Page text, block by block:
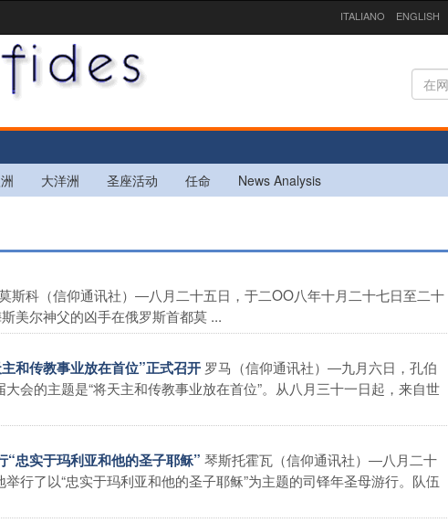
ITALIANO ENGLISH
大洋洲 圣座活动 任命 News Analysis
斯科（信仰通讯社）―八月二十五日，于二OO八年十月二十七日至二十
美尔神父的凶手在俄罗斯首都莫 ...
和传教事业放在首位”正式召开 罗马（信仰通讯社）―九月六日，孔伯
会的主题是“将天主和传教事业放在首位”。从八月三十一日起，来自世
忠实于玛利亚和他的圣子耶稣” 琴斯托霍瓦（信仰通讯社）―八月二十
行了以“忠实于玛利亚和他的圣子耶稣”为主题的司铎年圣母游行。队伍